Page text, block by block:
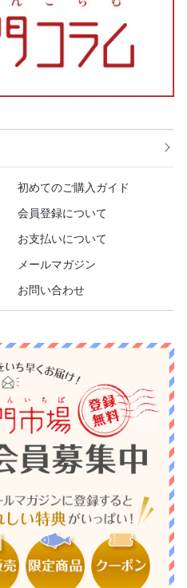
初めてのご購入ガイド
会員登録について
お支払いについて
メールマガジン
お問い合わせ